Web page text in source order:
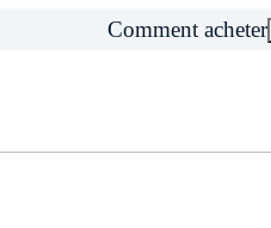
Comment acheter